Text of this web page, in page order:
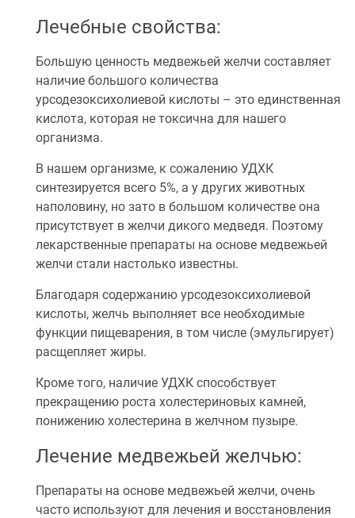
Лечебные свойства:
Большую ценность медвежьей желчи составляет
наличие большого количества
урсодезоксихолиевой кислоты – это единственная
кислота, которая не токсична для нашего
организма.
В нашем организме, к сожалению УДХК
синтезируется всего 5%, а у других животных
наполовину, но зато в большом количестве она
присутствует в желчи дикого медведя. Поэтому
лекарственные препараты на основе медвежьей
желчи стали настолько известны.
Благодаря содержанию урсодезоксихолиевой
кислоты, желчь выполняет все необходимые
функции пищеварения, в том числе (эмульгирует)
расщепляет жиры.
Кроме того, наличие УДХК способствует
прекращению роста холестериновых камней,
понижению холестерина в желчном пузыре.
Лечение медвежьей желчью:
Препараты на основе медвежьей желчи, очень
часто используют для лечения и восстановления